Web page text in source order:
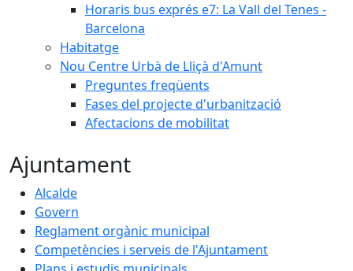
Horaris bus exprés e7: La Vall del Tenes -
Barcelona
Habitatge
Nou Centre Urbà de Lliçà d'Amunt
Preguntes freqüents
Fases del projecte d'urbanització
Afectacions de mobilitat
Ajuntament
Alcalde
Govern
Reglament orgànic municipal
Competències i serveis de l'Ajuntament